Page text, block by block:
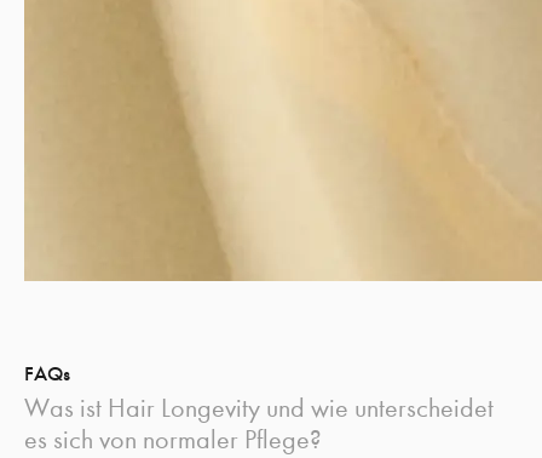
FAQs
Was ist Hair Longevity und wie unterscheidet
es sich von normaler Pflege?